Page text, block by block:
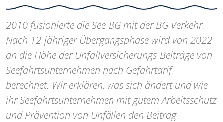
2010 fusionierte die See-BG mit der BG Verkehr.
Nach 12-jähriger Übergangsphase wird von 2022
an die Höhe der Unfallversicherungs-Beiträge von
Seefahrtsunternehmen nach Gefahrtarif
berechnet. Wir erklären, was sich ändert und wie
ihr Seefahrtsunternehmen mit gutem Arbeitsschutz
und Prävention von Unfällen den Beitrag